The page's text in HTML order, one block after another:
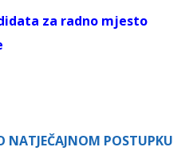
za radno mjesto
NATJEČAJNOM POSTUPKU